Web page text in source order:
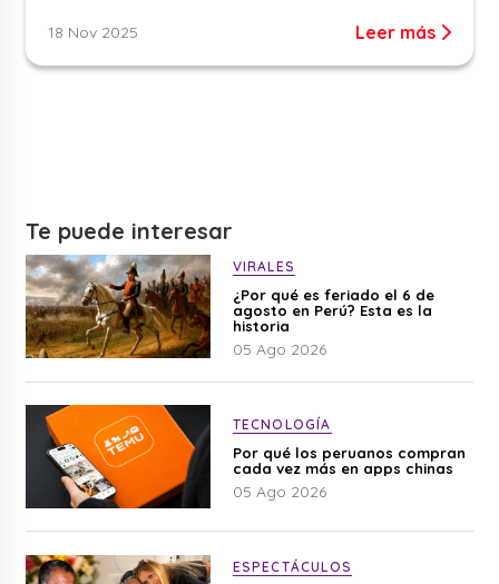
18 Nov 2025 Leer más
Te puede interesar
VIRALES
¿Por qué es feriado el 6 de
agosto en Perú? Esta es la
historia
05 Ago 2026
TECNOLOGÍA
Por qué los peruanos compran
cada vez más en apps chinas
05 Ago 2026
ESPECTÁCULOS